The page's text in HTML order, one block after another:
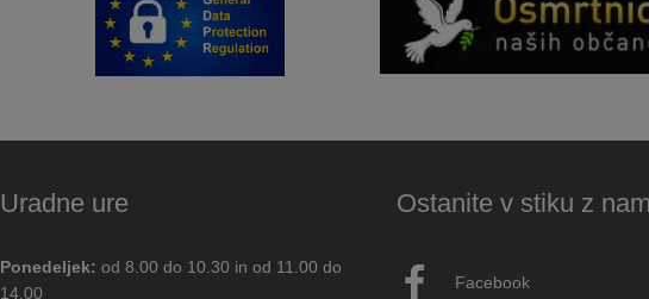
Uradne ure
Ponedeljek: od 8.00 do 10.30 in od 11.00 do
14.00
Ostanite v stiku z
Facebook